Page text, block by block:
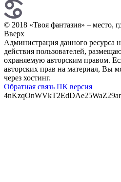
© 2018 «Твоя фантазия» – место,
Вверх
Администрация данного ресурса
действия пользователей,
охраняемую авторским правом.
авторских прав на материал, Вы
через хостинг.
Обратная связь ПК версия